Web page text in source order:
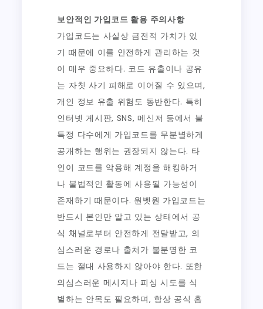
보안적인 가입코드 활용 주의사항
가입코드는 사실상 금전적 가치가 있
기 때문에 이를 안전하게 관리하는 것
이 매우 중요하다. 코드 유출이나 공유
는 자칫 사기 피해로 이어질 수 있으며,
개인 정보 유출 위험도 동반한다. 특히
인터넷 게시판, SNS, 메신저 등에서 불
특정 다수에게 가입코드를 무분별하게
공개하는 행위는 권장되지 않는다. 타
인이 코드를 악용해 계정을 해킹하거
나 불법적인 활동에 사용될 가능성이
존재하기 때문이다. 원벳원 가입코드는
반드시 본인만 알고 있는 상태에서 공
식 채널로부터 안전하게 전달받고, 의
심스러운 경로나 출처가 불분명한 코
드는 절대 사용하지 않아야 한다. 또한
의심스러운 메시지나 피싱 시도를 식
별하는 안목도 필요하며, 항상 공식 홈